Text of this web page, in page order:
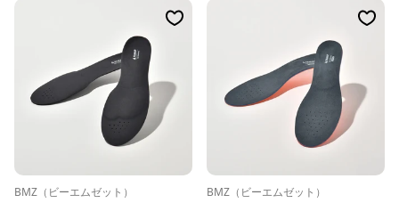
BMZ（ビーエムゼット） BMZ（ビーエムゼット）